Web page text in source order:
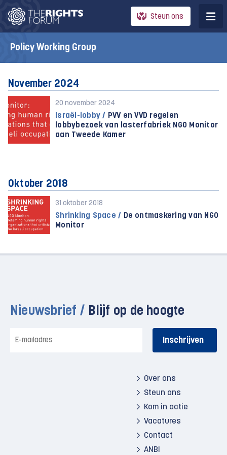
Steun ons
Policy Working Group
November 2024
20 november 2024
Israël-lobby / PVV en VVD regelen
lobbybezoek van lasterfabriek NGO Monitor
aan Tweede Kamer
Oktober 2018
31 oktober 2018
Shrinking Space / De ontmaskering van NGO
Monitor
Nieuwsbrief / Blijf op de hoogte
mailadres
Over ons
Steun ons
Kom in actie
Vacatures
Contact
ANBI